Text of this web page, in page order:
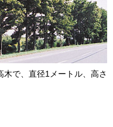
で、直径1メートル、高さ